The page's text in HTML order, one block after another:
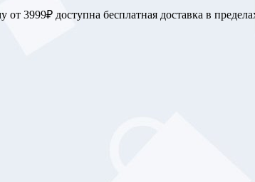
3999₽ доступна бесплатная доставка в